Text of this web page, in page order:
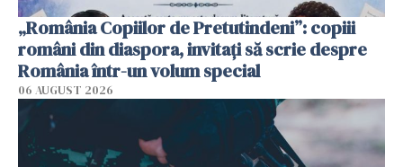
„România Copiilor de Pretutindeni”: copiii
români din diaspora, invitați să scrie despre
România într-un volum special
06 AUGUST 2026